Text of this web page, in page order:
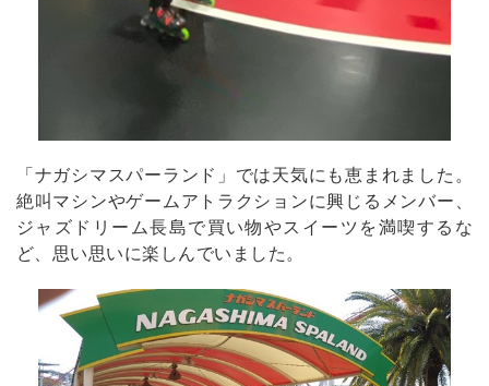
「ナガシマスパーランド」では天気にも恵まれました。
絶叫マシンやゲームアトラクションに興じるメンバー、
ジャズドリーム長島で買い物やスイーツを満喫するな
ど、思い思いに楽しんでいました。